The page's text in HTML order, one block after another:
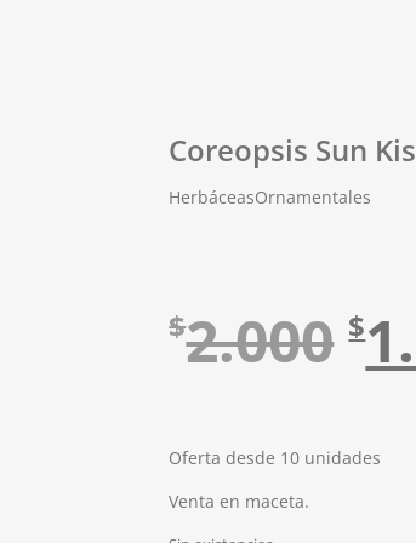
Coreopsis Sun
HerbáceasOrnamentales
$2.000El
$
Oferta desde 10 unidades
Venta en maceta.